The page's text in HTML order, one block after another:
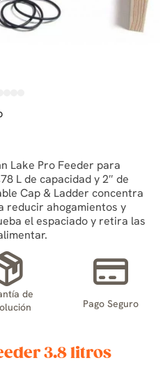
Lake Pro Feeder para
L de capacidad y 2″ de
Cap & Ladder concentra
reducir ahogamientos y
el espaciado y retira las
de
Pago Seguro
3.8 litros